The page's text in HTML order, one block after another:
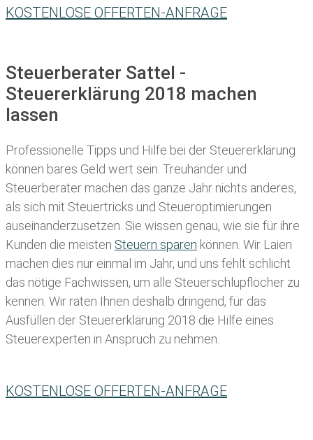
KOSTENLOSE OFFERTEN-ANFRAGE
Steuerberater Sattel -
Steuererklärung 2018 machen
lassen
Professionelle Tipps und Hilfe bei der Steuererklärung
können bares Geld wert sein. Treuhänder und
Steuerberater machen das ganze Jahr nichts anderes,
als sich mit Steuertricks und Steueroptimierungen
auseinanderzusetzen. Sie wissen genau, wie sie für ihre
Kunden die meisten Steuern sparen können. Wir Laien
machen dies nur einmal im Jahr, und uns fehlt schlicht
das nötige Fachwissen, um alle Steuerschlupflöcher zu
kennen. Wir raten Ihnen deshalb dringend, für das
Ausfüllen der Steuererklärung 2018 die Hilfe eines
Steuerexperten in Anspruch zu nehmen.
KOSTENLOSE OFFERTEN-ANFRAGE